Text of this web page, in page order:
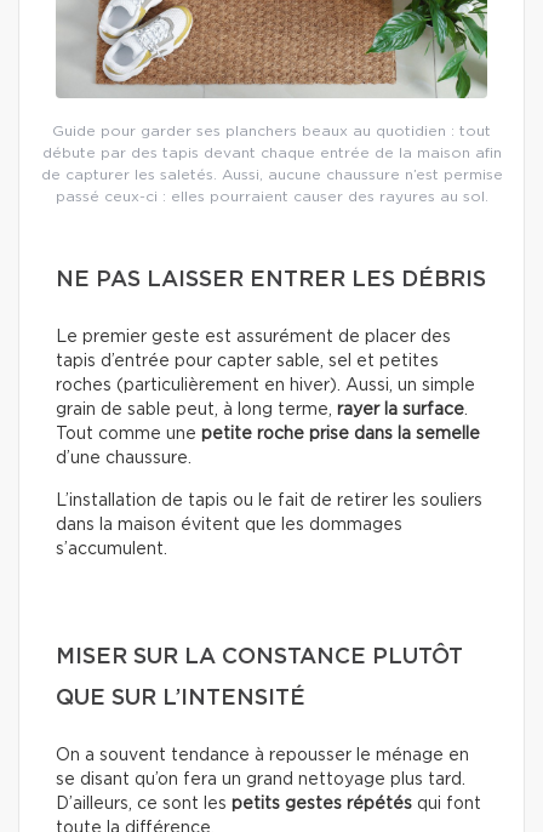
Guide pour garder ses planchers beaux au quotidien : tout
débute par des tapis devant chaque entrée de la maison afin
de capturer les saletés. Aussi, aucune chaussure n’est permise
passé ceux-ci : elles pourraient causer des rayures au sol.
NE PAS LAISSER ENTRER LES DÉBRIS
Le premier geste est assurément de placer des
tapis d’entrée pour capter sable, sel et petites
roches (particulièrement en hiver). Aussi, un simple
grain de sable peut, à long terme, rayer la surface
Tout comme une petite roche prise dans la semelle
d’une chaussure.
L’installation de tapis ou le fait de retirer les souliers
dans la maison évitent que les dommages
s’accumulent.
MISER SUR LA CONSTANCE PLUTÔT
QUE SUR L’INTENSITÉ
On a souvent tendance à repousser le ménage en
se disant qu’on fera un grand nettoyage plus tard.
D’ailleurs, ce sont les petits gestes répétés qui font
toute la différence.